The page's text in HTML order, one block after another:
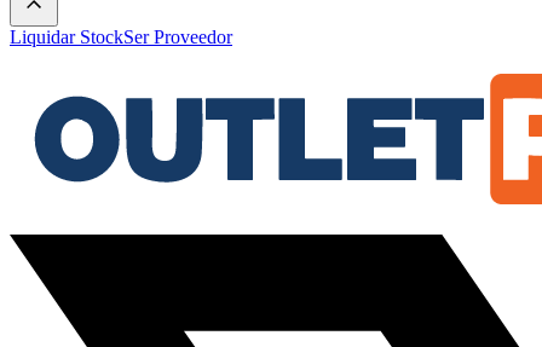
Liquidar StockSer Proveedor